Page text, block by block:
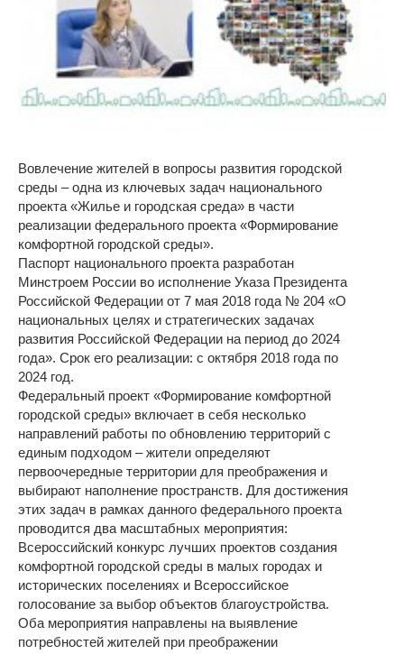
Вовлечение жителей в вопросы развития городской
среды – одна из ключевых задач национального
проекта «Жилье и городская среда» в части
реализации федерального проекта «Формирование
комфортной городской среды».
Паспорт национального проекта разработан
Минстроем России во исполнение Указа Президента
Российской Федерации от 7 мая 2018 года № 204 «О
национальных целях и стратегических задачах
развития Российской Федерации на период до 2024
года». Срок его реализации: с октября 2018 года по
2024 год.
Федеральный проект «Формирование комфортной
городской среды» включает в себя несколько
направлений работы по обновлению территорий с
единым подходом – жители определяют
первоочередные территории для преображения и
выбирают наполнение пространств. Для достижения
этих задач в рамках данного федерального проекта
проводится два масштабных мероприятия:
Всероссийский конкурс лучших проектов создания
комфортной городской среды в малых городах и
исторических поселениях и Всероссийское
голосование за выбор объектов благоустройства.
Оба мероприятия направлены на выявление
потребностей жителей при преображении